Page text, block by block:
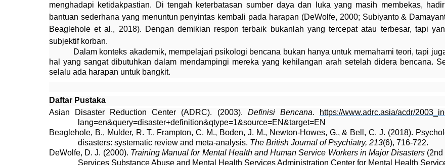
menghadapi ketidakpastian. Di tengah keterbatasan sumber daya dan luka yang masih membekas,
bantuan sederhana yang menuntun penyintas kembali pada harapan (DeWolfe, 2000; Subiyanto &
Beaglehole et al., 2018). Dengan demikian respon terbaik bukanlah yang tercepat atau terbesar, tapi
subjektif korban.
Dalam konteks akademik, mempelajari psikologi bencana bukan hanya untuk memahami teori, tapi
hal yang sangat dibutuhkan dalam mendampingi mereka yang kehilangan arah setelah didera bencana.
selalu ada harapan untuk bangkit.
Daftar Pustaka
Asian Disaster Reduction Center (ADRC). (2003). Definisi Bencana. https://www.adrc.asia/acdr/
lang=en&query=disaster+definition&qtype=1&source=EN&target=EN
Beaglehole, B., Mulder, R. T., Frampton, C. M., Boden, J. M., Newton-Howes, G., & Bell, C. J. (2018).
disasters: systematic review and meta-analysis. The British Journal of Psychiatry, 213(6), 716-722.
DeWolfe, D. J. (2000). Training Manual for Mental Health and Human Service Workers in Major Disasters (2nd
Services Substance Abuse and Mental Health Services Administration Center for Mental Health